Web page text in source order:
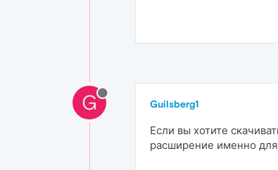
G Guilsberg1
Если вы хотите
расширение именно для